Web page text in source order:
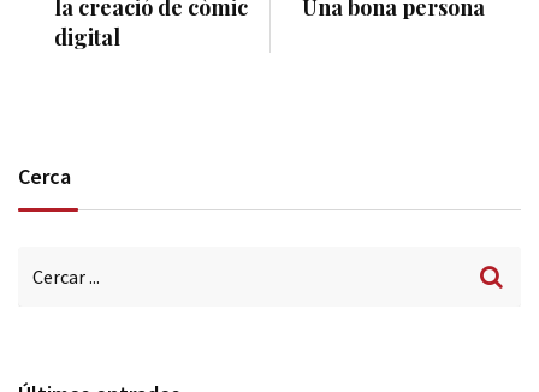
la creació de còmic
digital
Una bona persona
Cerca